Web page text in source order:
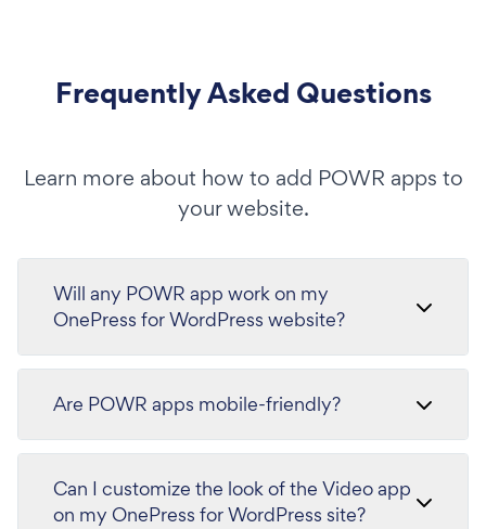
Frequently Asked Questions
Learn more about how to add POWR apps to
your website.
Will any POWR app work on my
OnePress for WordPress website?
Are POWR apps mobile-friendly?
Can I customize the look of the Video app
on my OnePress for WordPress site?